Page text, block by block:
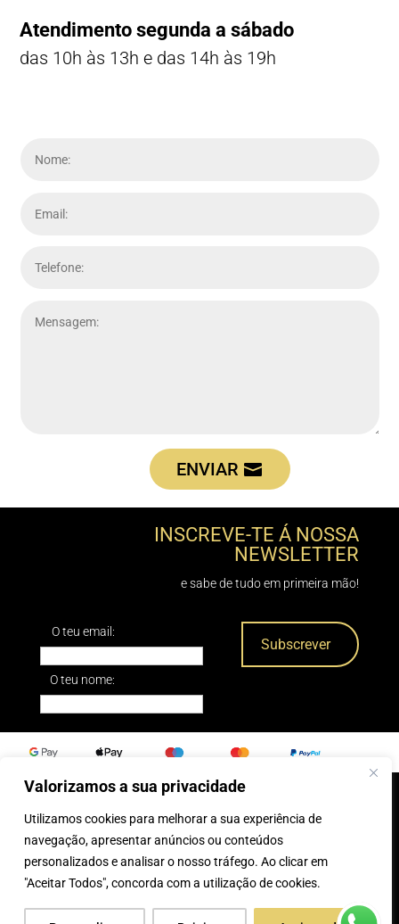
Valorizamos a sua privacidade
Utilizamos cookies para melhorar a sua experiência de
navegação, apresentar anúncios ou conteúdos
personalizados e analisar o nosso tráfego. Ao clicar em
"Aceitar Todos", concorda com a utilização de cookies.
Atendimento segunda a sábado
das 10h às 13h e das 14h às 19h
ENVIAR
INSCREVE-TE Á NOSSA
NEWSLETTER
e sabe de tudo em primeira mão!
O teu email:
O teu nome:
® 2025, Caparica Peles